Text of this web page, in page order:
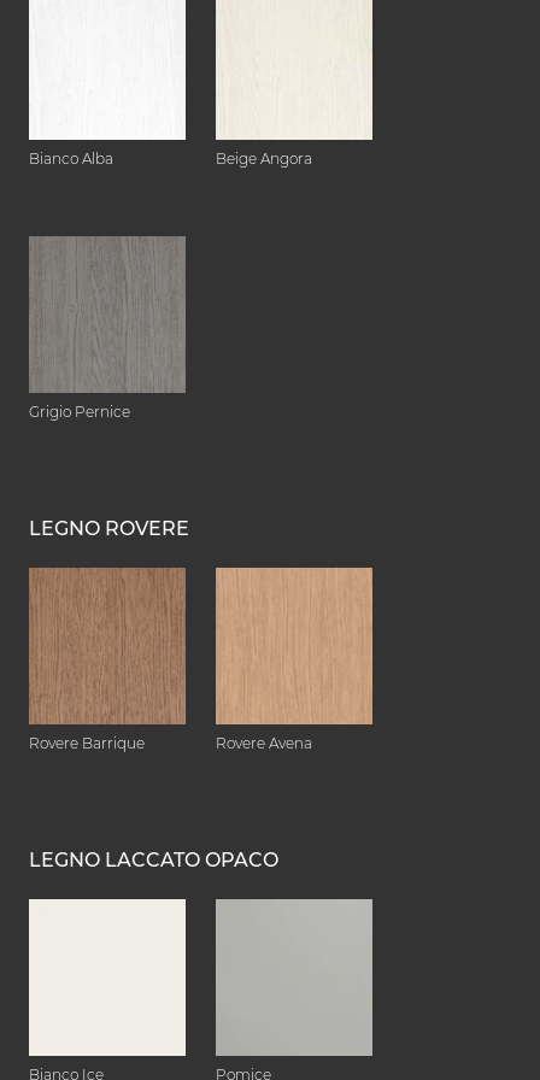
Bianco Alba Beige Angora
Grigio Pernice
LEGNO ROVERE
Rovere Barrique Rovere Avena
LEGNO LACCATO OPACO
Bianco Ice Pomice